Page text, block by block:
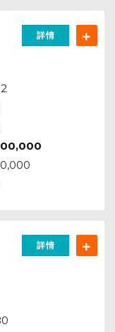
詳情
詳情